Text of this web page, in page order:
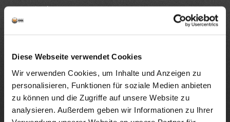
Diese Webseite verwendet Cookies
Wir verwenden Cookies, um Inhalte und Anzeigen zu
personalisieren, Funktionen für soziale Medien anbieten
zu können und die Zugriffe auf unsere Website zu
analysieren. Außerdem geben wir Informationen zu Ihrer
Ingenieurbau
Referenzen
Impressum
GEBRÜDER WÖHRL GRUNDBAU